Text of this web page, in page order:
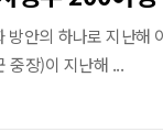
방안의 하나로 지난해
중장)이 지난해 ...